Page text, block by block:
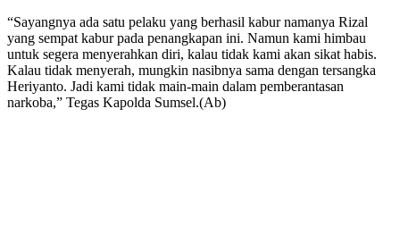
“Sayangnya ada satu pelaku yang berhasil kabur namanya Rizal
yang sempat kabur pada penangkapan ini. Namun kami himbau
untuk segera menyerahkan diri, kalau tidak kami akan sikat habis.
Kalau tidak menyerah, mungkin nasibnya sama dengan tersangka
Heriyanto. Jadi kami tidak main-main dalam pemberantasan
narkoba,” Tegas Kapolda Sumsel.(Ab)